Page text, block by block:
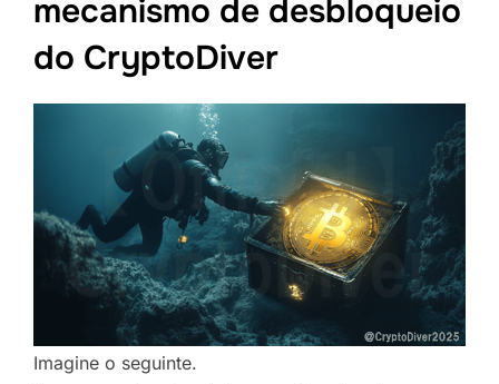
mecanismo de desbloqueio
do CryptoDiver
Imagine o seguinte.